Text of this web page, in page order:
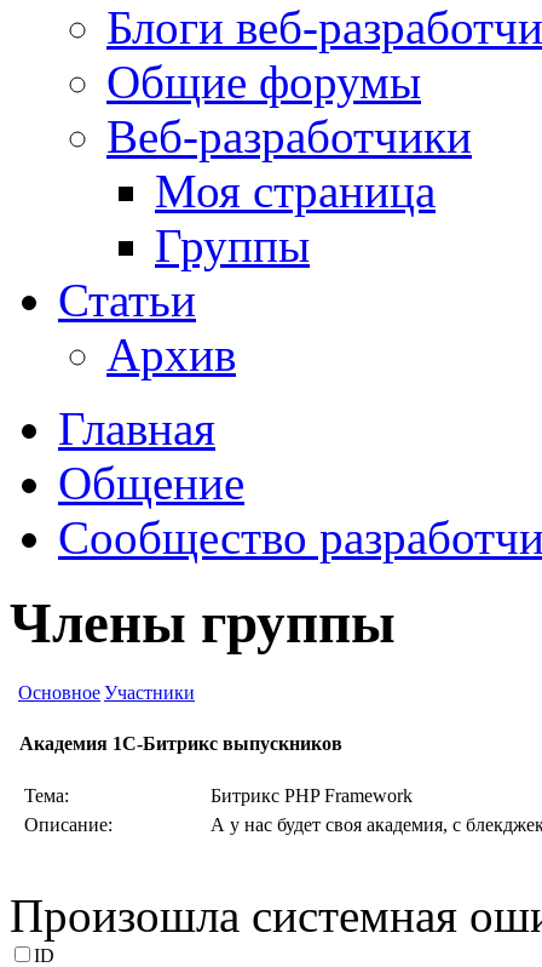
Блоги веб-
Общие форумы
Веб-разработчики
Моя страница
Группы
Статьи
Архив
Главная
Общение
Сообщество
Члены группы
ОсновноеУчастники
Академия 1С-Битрикс выпускников
Тема:
Битрикс PHP Framework
Описание:
А у нас будет своя академия, с
Произошла системная
ID